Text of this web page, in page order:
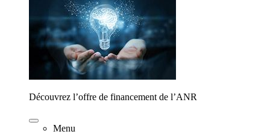
Découvrez l’offre de financement de l’ANR
Menu